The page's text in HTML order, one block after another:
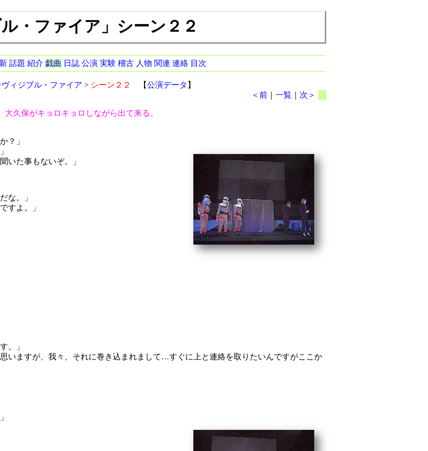
・ファイア」シーン２２
話題 紹介 戯曲 日誌 公演 実験 稽古 人物 関連 連絡 目次
ヴィジブル・ファイア > シーン２２ 【公演データ 】
＜前 ｜一覧 次＞
久保がキョロキョロしながら出て来る。
？」
いた事もないぞ。」
な。」
すよ。」
。」
いますが、我々、それに巻き込まれまして…すぐに上と連絡を取りたいんですがここか